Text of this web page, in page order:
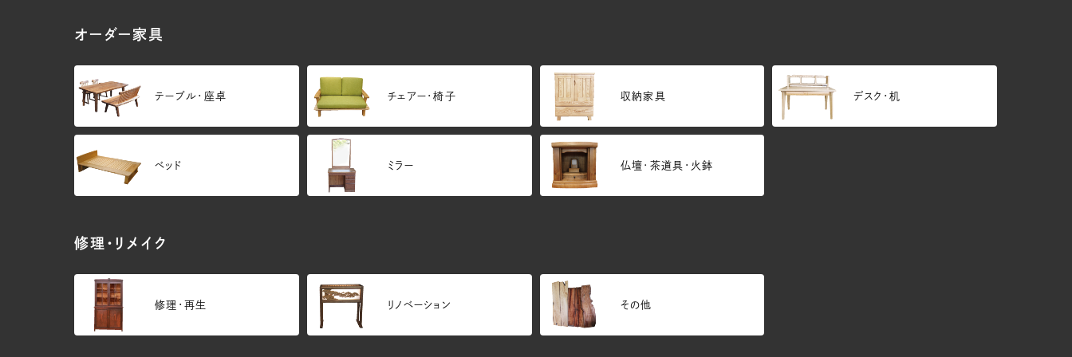
オーダー家具
テーブル・座卓 チェアー・椅子 収納家具 デスク・机
ベッド ミラー 仏壇･茶道具・火鉢
修理・リメイク
修理・再生 リノベーション その他